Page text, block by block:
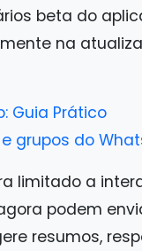
beta do
na
Guia Prático
grupos do
limitado a
podem
resumos,